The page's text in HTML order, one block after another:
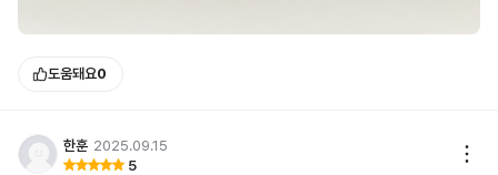
도움돼요0
한훈 2025.09.15
5